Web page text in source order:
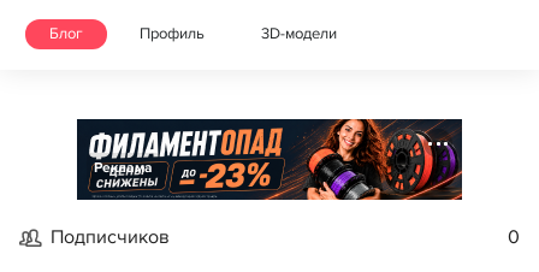
Блог Профиль 3D-модели
Реклама
Подписчиков 0